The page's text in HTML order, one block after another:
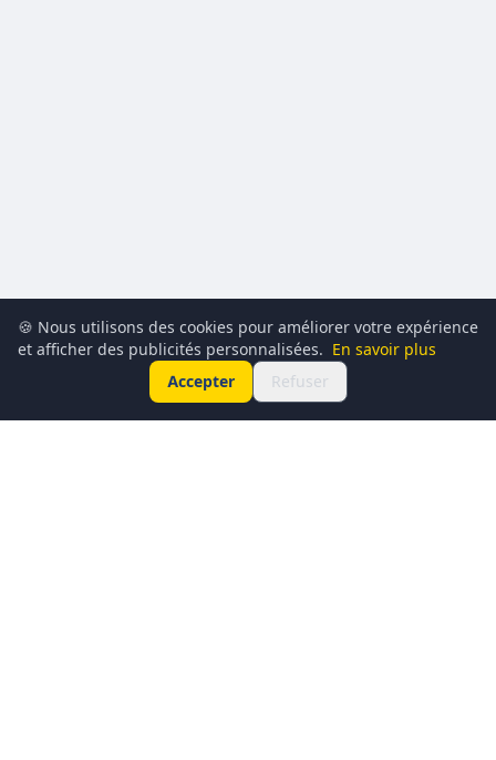
🍪 Nous utilisons des cookies pour améliorer votre expérience
et afficher des publicités personnalisées. En savoir plus
Accepter
Refuser